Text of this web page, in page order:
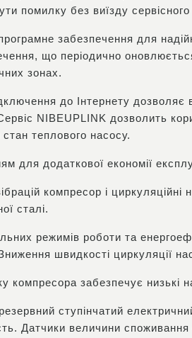
помилку без виїзду сервісного
забезпечення для
що періодично
зонах.
до Інтернету дозволяє
NIBEUPLINK дозволить
теплового насосу.
для додаткової економії
компресор і циркуляційні
сталі.
режимів роботи та
швидкості циркуляції
компресора забезпечує
ступінчатий
Датчики величини